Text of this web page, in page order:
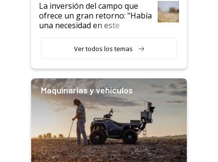
La inversión del campo que
ofrece un gran retorno: "Había
una necesidad en este
Ver todos los temas
Maquinarias y vehículos